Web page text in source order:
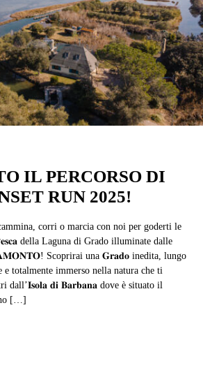
IL PERCORSO DI
RUN 2025!
corri o marcia con noi per goderti le
della Laguna di Grado illuminate dalle
Scoprirai una 𝐆𝐫𝐚𝐝𝐨 inedita, lungo
e totalmente immerso nella natura che ti
dall’𝐈𝐬𝐨𝐥𝐚 𝐝𝐢 𝐁𝐚𝐫𝐛𝐚𝐧𝐚 dove è situato il
[…]